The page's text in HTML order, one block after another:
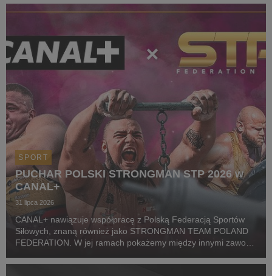
startowych naszego zawodnika podczas
SPORT
PUCHAR POLSKI STRONGMAN STP 2026 w
CANAL+
31 lipca 2026
CANAL+ nawiązuje współpracę z Polską Federacją Sportów
Siłowych, znaną również jako STRONGMAN TEAM POLAND
FEDERATION. W jej ramach pokażemy między innymi zawody
Pierwszym wydarzeniem prezentowanym w CANAL+ SPORT 5